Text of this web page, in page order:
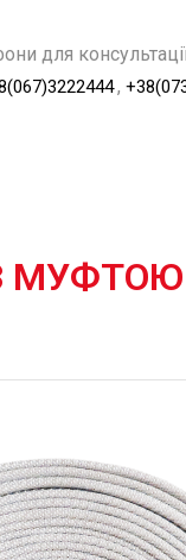
для
,